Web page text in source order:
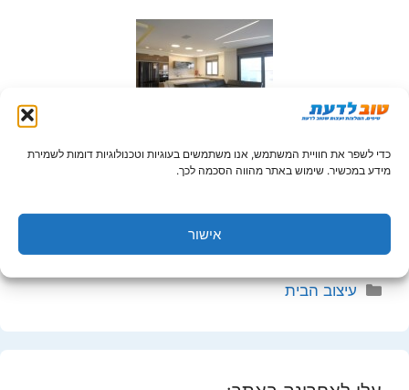
כדי לשפר את חוויית המשתמש, אנו משתמשים בעוגיות וטכנולוגיות דומות לשמירת
מידע במכשיר. שימוש באתר מהווה הסכמה לכך.
אישור
טיפים שיעזרו לכם במסע המופלא של שיפוץ הדירה לא
הרבה אבק, הרבה רעש, הרבה ריצות, הרבה הוצאות.
קטגוריות
עיצוב הבית